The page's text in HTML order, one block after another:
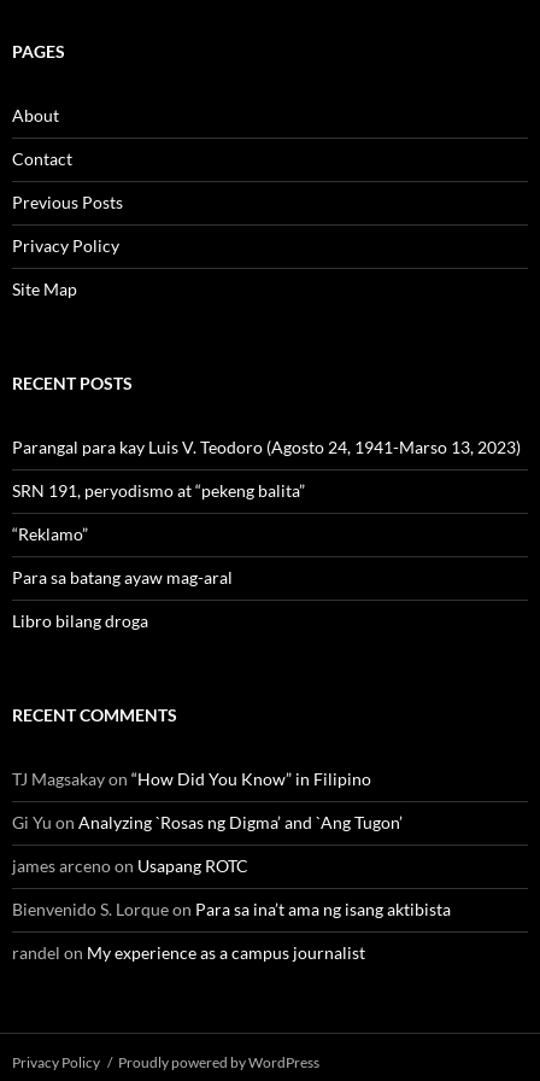
PAGES
About
Contact
Previous Posts
Privacy Policy
Site Map
RECENT POSTS
Parangal para kay Luis V. Teodoro (Agosto 24, 1941-Marso 13, 2023)
SRN 191, peryodismo at “pekeng balita”
“Reklamo”
Para sa batang ayaw mag-aral
Libro bilang droga
RECENT COMMENTS
TJ Magsakayon “How Did You Know” in Filipino
Gi Yu on Analyzing `Rosas ng Digma’ and `Ang Tugon’
james arcenoon Usapang ROTC
Bienvenido S. Lorqueon Para sa ina’t ama ng isang aktibista
randel on My experience as a campus journalist
Privacy Policy Proudly powered by WordPress